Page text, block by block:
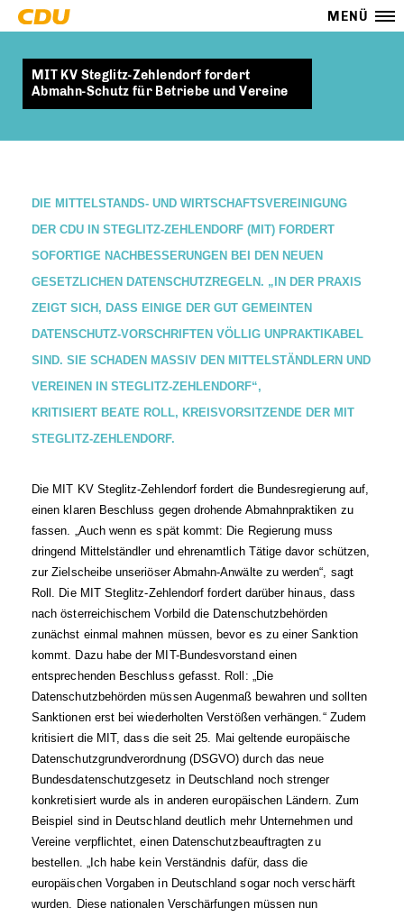
MENÜ
MIT KV Steglitz-Zehlendorf fordert
Abmahn-Schutz für Betriebe und Vereine
DIE MITTELSTANDS- UND WIRTSCHAFTSVEREINIGUNG
DER CDU IN STEGLITZ-ZEHLENDORF (MIT) FORDERT
SOFORTIGE NACHBESSERUNGEN BEI DEN NEUEN
GESETZLICHEN DATENSCHUTZREGELN. „IN DER PRAXIS
ZEIGT SICH, DASS EINIGE DER GUT GEMEINTEN
DATENSCHUTZ-VORSCHRIFTEN VÖLLIG UNPRAKTIKABEL
SIND. SIE SCHADEN MASSIV DEN MITTELSTÄNDLERN UND
VEREINEN IN STEGLITZ-ZEHLENDORF“,
KRITISIERT BEATE ROLL, KREISVORSITZENDE DER MIT
STEGLITZ-ZEHLENDORF.
Die MIT KV Steglitz-Zehlendorf fordert die Bundesregierung auf,
einen klaren Beschluss gegen drohende Abmahnpraktiken zu
fassen. „Auch wenn es spät kommt: Die Regierung muss
dringend Mittelständler und ehrenamtlich Tätige davor schützen,
zur Zielscheibe unseriöser Abmahn-Anwälte zu werden“, sagt
Roll. Die MIT Steglitz-Zehlendorf fordert darüber hinaus, dass
nach österreichischem Vorbild die Datenschutzbehörden
zunächst einmal mahnen müssen, bevor es zu einer Sanktion
kommt. Dazu habe der MIT-Bundesvorstand einen
entsprechenden Beschluss gefasst. Roll: „Die
Datenschutzbehörden müssen Augenmaß bewahren und sollten
Sanktionen erst bei wiederholten Verstößen verhängen.“ Zudem
kritisiert die MIT, dass die seit 25. Mai geltende europäische
Datenschutzgrundverordnung (DSGVO) durch das neue
Bundesdatenschutzgesetz in Deutschland noch strenger
konkretisiert wurde als in anderen europäischen Ländern. Zum
Beispiel sind in Deutschland deutlich mehr Unternehmen und
Vereine verpflichtet, einen Datenschutzbeauftragten zu
bestellen. „Ich habe kein Verständnis dafür, dass die
europäischen Vorgaben in Deutschland sogar noch verschärft
wurden. Diese nationalen Verschärfungen müssen nun